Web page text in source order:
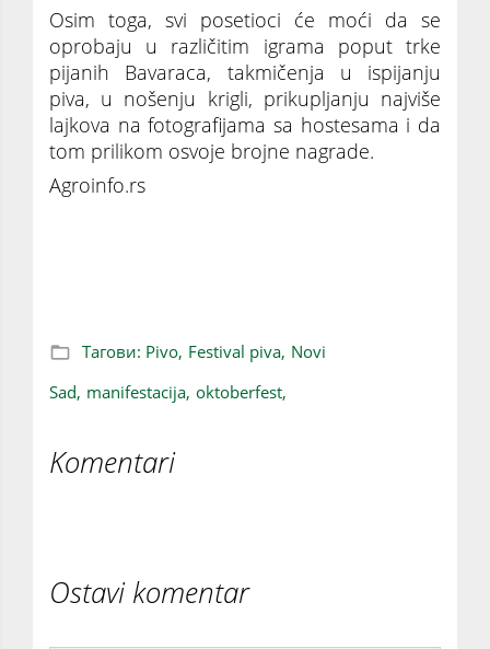
Osim toga, svi posetioci će moći da se
oprobaju u različitim igrama poput trke
pijanih Bavaraca, takmičenja u ispijanju
piva, u nošenju krigli, prikupljanju najviše
lajkova na fotografijama sa hostesama i da
tom prilikom osvoje brojne nagrade.
Agroinfo.rs
Тагови: Pivo, Festival piva, Novi
Sad, manifestacija, oktoberfest,
Komentari
Ostavi komentar